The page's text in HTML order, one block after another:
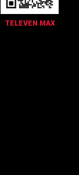
TELEVEN MAX